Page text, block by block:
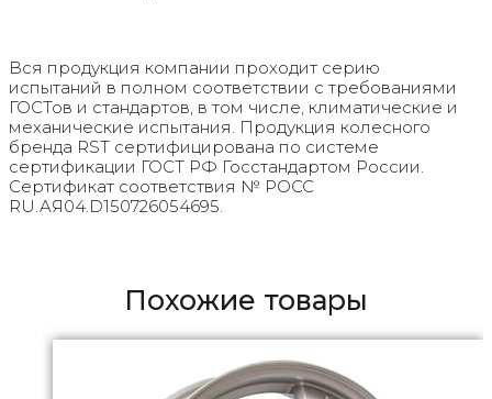
Вся продукция компании проходит серию
испытаний в полном соответствии с требованиями
ГОСТов и стандартов, в том числе, климатические и
механические испытания. Продукция колесного
бренда RST сертифицирована по системе
сертификации ГОСТ РФ Госстандартом России.
Сертификат соответствия № РОСС
RU.AЯ04.D150726054695.
Похожие товары